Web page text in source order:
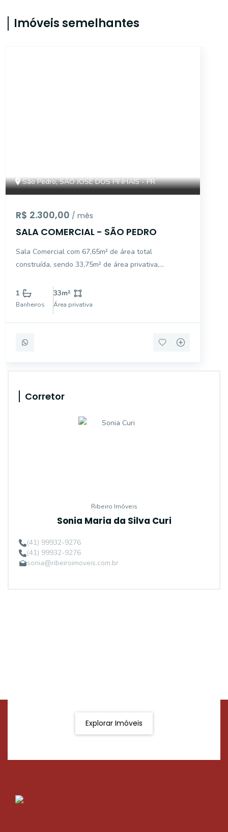
Imóveis semelhantes
São Pedro, SÃO JOSÉ DOS PINHAIS - PR
R$ 2.300,00 / mês
SALA COMERCIAL - SÃO PEDRO
Sala Comercial com 67,65m² de área total
construída, sendo 33,75m² de área privativa,
horas; - Climatização, sonorização, Wi-Fi, iluminação
personalizada; - Espaço gourmet contendo
churrasqueira
1
Banheiros
33m²
Área privativa
Corretor
Ribeiro Imóveis
Sonia Maria da Silva Curi
(41) 99932-9276
(41) 99932-9276
sonia@ribeiroimoveis.com.br
Explorar Imóveis